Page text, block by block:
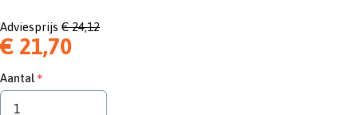
Adviesprijs € 24,12
€ 21,70
Aantal